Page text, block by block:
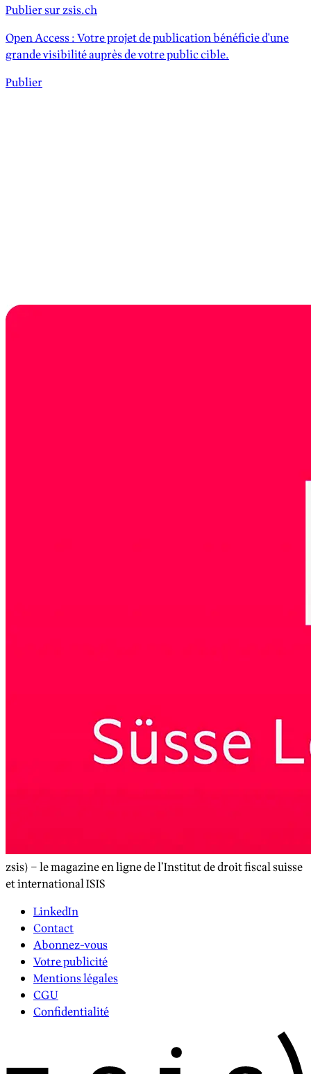
Publier sur zsis.ch
Open Access : Votre projet de publication bénéficie d'une
grande visibilité auprès de votre public cible.
Publier
zsis) – le magazine en ligne de l’Institut de droit fiscal suisse
et international ISIS
LinkedIn
Contact
Abonnez-vous
Votre publicité
Mentions légales
CGU
Confidentialité